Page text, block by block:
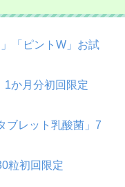
「ピントW」お試
1か月分初回限定
ブレット乳酸菌」7
粒初回限定